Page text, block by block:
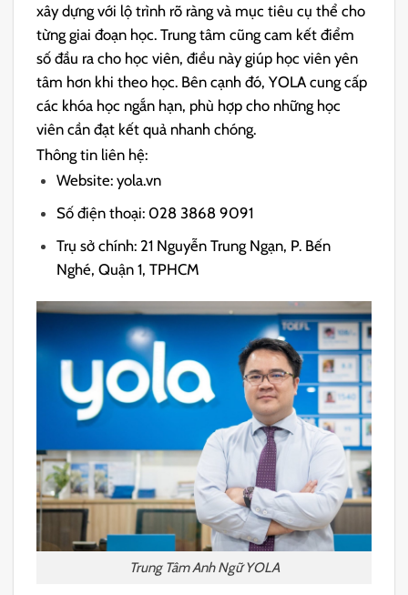
xây dựng với lộ trình rõ ràng và mục tiêu cụ thể cho
từng giai đoạn học. Trung tâm cũng cam kết điểm
số đầu ra cho học viên, điều này giúp học viên yên
tâm hơn khi theo học. Bên cạnh đó, YOLA cung cấp
các khóa học ngắn hạn, phù hợp cho những học
viên cần đạt kết quả nhanh chóng.
Thông tin liên hệ:
Website: yola.vn
Số điện thoại: 028 3868 9091
Trụ sở chính: 21 Nguyễn Trung Ngạn, P. Bến
Nghé, Quận 1, TPHCM
Trung Tâm Anh Ngữ YOLA